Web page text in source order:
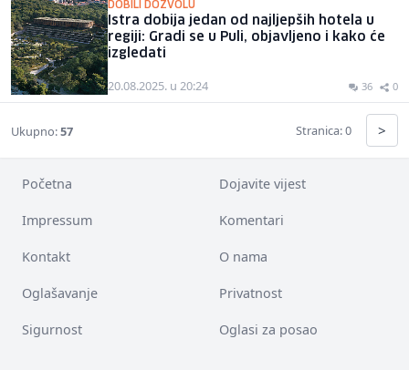
DOBILI DOZVOLU
Istra dobija jedan od najljepših hotela u
regiji: Gradi se u Puli, objavljeno i kako će
izgledati
20.08.2025. u 20:24 36 0
Ukupno:57 Stranica: 0 >
Početna Dojavite vijest
Impressum Komentari
Kontakt O nama
Oglašavanje Privatnost
Sigurnost Oglasi za posao